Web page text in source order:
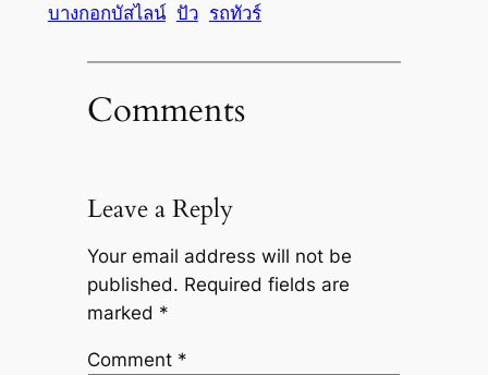
บางกอกบัสไลน์ ปัว รถทัวร์
Comments
Leave a Reply
Your email address will not be
published. Required fields are
marked *
Comment *